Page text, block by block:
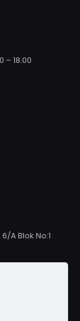
– 18:00
A Blok No:1